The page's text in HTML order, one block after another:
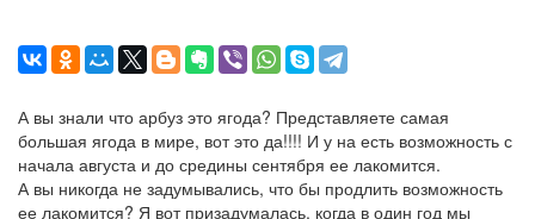
А вы знали что арбуз это ягода? Представляете самая
большая ягода в мире, вот это да!!!! И у на есть возможность с
начала августа и до средины сентября ее лакомится.
А вы никогда не задумывались, что бы продлить возможность
ее лакомится? Я вот призадумалась, когда в один год мы